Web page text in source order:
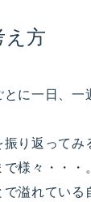
え方
に一日、一
振り返って
様々・・・。
溢れている